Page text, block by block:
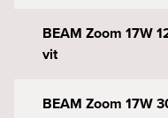
BEAM Zoom 17W
vit
BEAM Zoom 17W